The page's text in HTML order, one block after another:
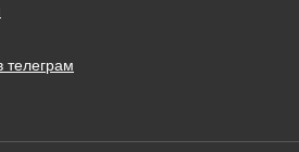
телеграм